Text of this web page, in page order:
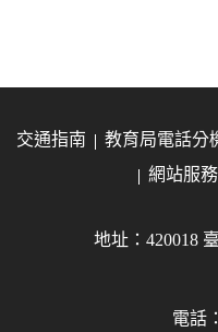
交通指南 教育局電話分
網站服
地址：420018
電話